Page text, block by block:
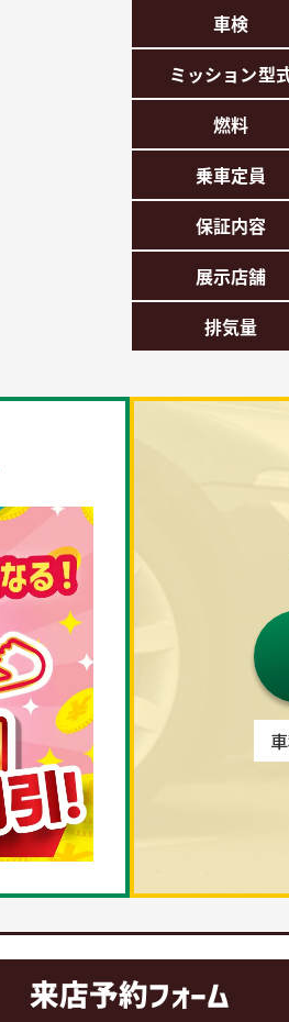
車検
ミッション型
燃料
乗車定員
保証内容
展示店舗
排気量
来店予約フォーム